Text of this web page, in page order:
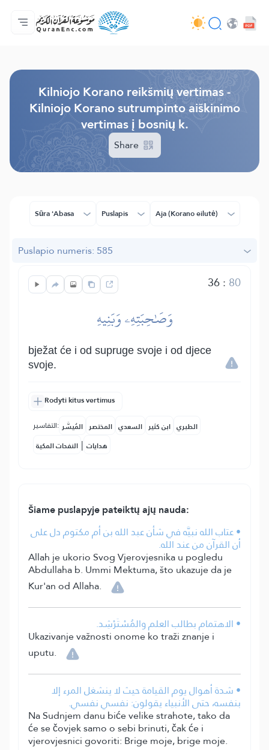
Pagrindinis
Vertimų turinys
Audio
Programuotojų paslaugos - API
Apie projektą
Susisiekite su mumis
Kalba
Kilniojo Korano reikšmių vertimas -
Kilniojo Korano sutrumpinto aiškinimo
vertimas į bosnių k.
Share
Sūra ʻAbasa Puslapis Aja (Korano eilutė)
Puslapio numeris: 585
36: 80
وَصَٰحِبَتِهِۦ وَبَنِيهِ
bježat će i od supruge svoje i od djece
svoje.
Rodyti kitus vertimus
التفاسير: المُيسَّر المختصر السعدي ابن كثير الطبري
النفحات المكية | هدايات
Šiame puslapyje pateiktų ajų nauda:
• عتاب الله نبيَّه في شأن عبد الله بن أم مكتوم دل على
أن القرآن من عند الله.
Allah je ukorio Svog Vjerovjesnika u pogledu
Abdullaha b. Ummi Mektuma, što ukazuje da je
Kur'an od Allaha.
• الاهتمام بطالب العلم والمُسْتَرْشِد.
Ukazivanje važnosti onome ko traži znanje i
uputu.
• شدة أهوال يوم القيامة حيث لا ينشغل المرء إلا
بنفسه، حتى الأنبياء يقولون: نفسي نفسي.
Na Sudnjem danu biće velike strahote, tako da
će se čovjek samo o sebi brinuti, čak će i
vjerovjesnici govoriti: Brige moje, brige moje.